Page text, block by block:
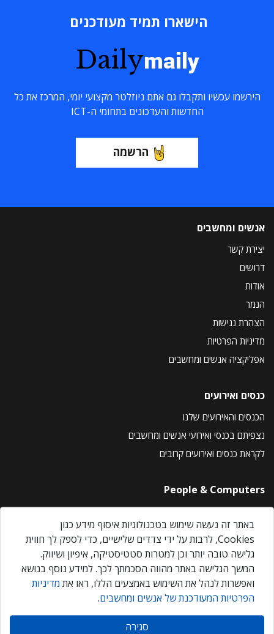
הישארו תמיד מעודכנים
Dailymaily
הירשמו עכשיו ותקבלו גם אתם ניוזלטר מקצועי יומי, המרכז את כל
החדשות והעדכונים בתחומי ה-ICT
הרשמה
אנשים ומחשבים
יצירת קשר
דרושים
אודות
הנמר
הצהרת נגישות
מדיניות הפרטיות
אפליקציה אנשים ומחשבים
כנסים ואירועים
הכנסים והאירועים שלנו
נצפיתם בכנסי ואירועי אנשים ומחשבים
לקראת כנסים ואירועים קרובים
People & Computers
About Us
Privacy Policy
Contact Us
Our Events
אנשים ומחשבים © 2026 – כל הזכויות שמורות
באתר זה נעשה שימוש בטכנולוגיות איסוף מידע כגון
Cookies, לרבות על ידי צדדים שלישיים, כדי לספק לך חווית
גלישה טובה יותר וכן למטרות סטטיסטיקה, איפיון ושיווק.
המשך הגלישה באתר מהווה הסכמתך לכך. למידע נוסף בנושא
ואפשרות לנהל את השימוש באמצעים הללו, ראו את מדיניות
הפרטיות המעודכנת של אנשים ומחשבים.
סגירה